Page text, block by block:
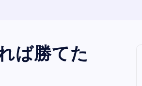
ば勝てた